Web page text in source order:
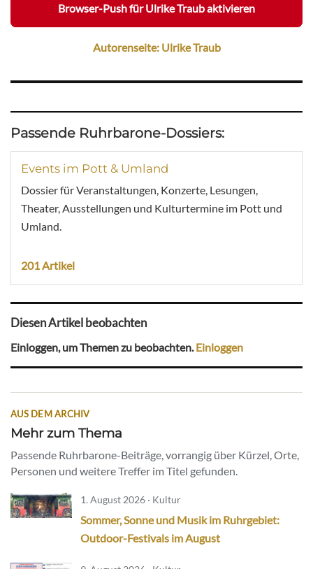
Browser-Push für Ulrike Traub aktivieren
Autorenseite: Ulrike Traub
Passende Ruhrbarone-Dossiers:
Events im Pott & Umland
Dossier für Veranstaltungen, Konzerte, Lesungen,
Theater, Ausstellungen und Kulturtermine im Pott und
Umland.
201 Artikel
Diesen Artikel beobachten
Einloggen, um Themen zu beobachten.Einloggen
AUS DEM ARCHIV
Mehr zum Thema
Passende Ruhrbarone-Beiträge, vorrangig über Kürzel, Orte,
Personen und weitere Treffer im Titel gefunden.
1. August 2026 · Kultur
Sommer, Sonne und Musik im Ruhrgebiet:
Outdoor-Festivals im August